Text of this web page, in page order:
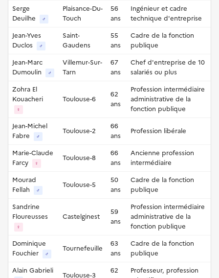
Serge
Deuilhe
♂
Plaisance-Du-
Touch
56
ans
Ingénieur et cadre
technique d'entreprise
Jean-Yves
Duclos
♂
Saint-
Gaudens
55
ans
Cadre de la fonction
publique
Jean-Marc
Dumoulin
♂
Villemur-Sur-
Tarn
67
ans
Chef d'entreprise de 10
salariés ou plus
Zohra El
Kouacheri
♀
Toulouse-6
62
ans
Profession intermédiaire
administrative de la
fonction publique
Jean-Michel
Fabre
♂
Toulouse-2
66
ans
Profession libérale
Marie-Claude
Farcy
♀
Toulouse-8
66
ans
Ancienne profession
intermédiaire
Mourad
Fellah
♂
Toulouse-5
50
ans
Cadre de la fonction
publique
Sandrine
Floureusses
♀
Castelginest
59
ans
Profession intermédiaire
administrative de la
fonction publique
Dominique
Fouchier
♂
Tournefeuille
63
ans
Cadre de la fonction
publique
Alain Gabrieli
Toulouse-3
62
Professeur, profession